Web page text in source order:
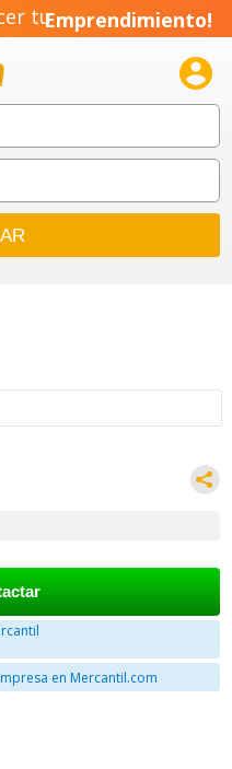
tuEmprendimiento!

en Mercantil.com